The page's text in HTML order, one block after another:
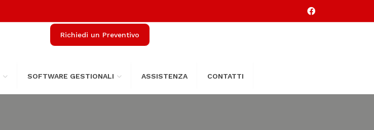
Richiedi un Preventivo
SOFTWARE GESTIONALI ASSISTENZA CONTATTI